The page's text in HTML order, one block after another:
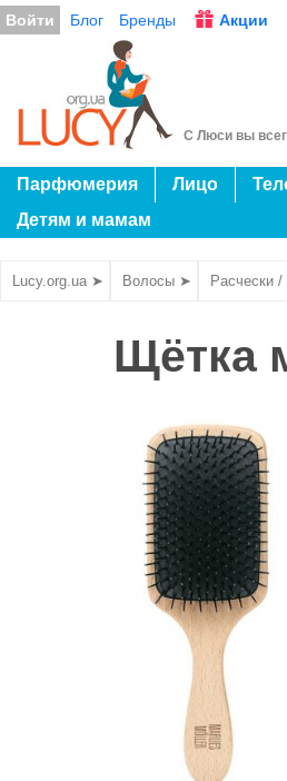
Войти Блог Бренды Акции
С Люси вы
Парфюмерия Лицо
Детям и мамам
Lucy.org.ua ➤ Волосы ➤ Расчески
Щётка